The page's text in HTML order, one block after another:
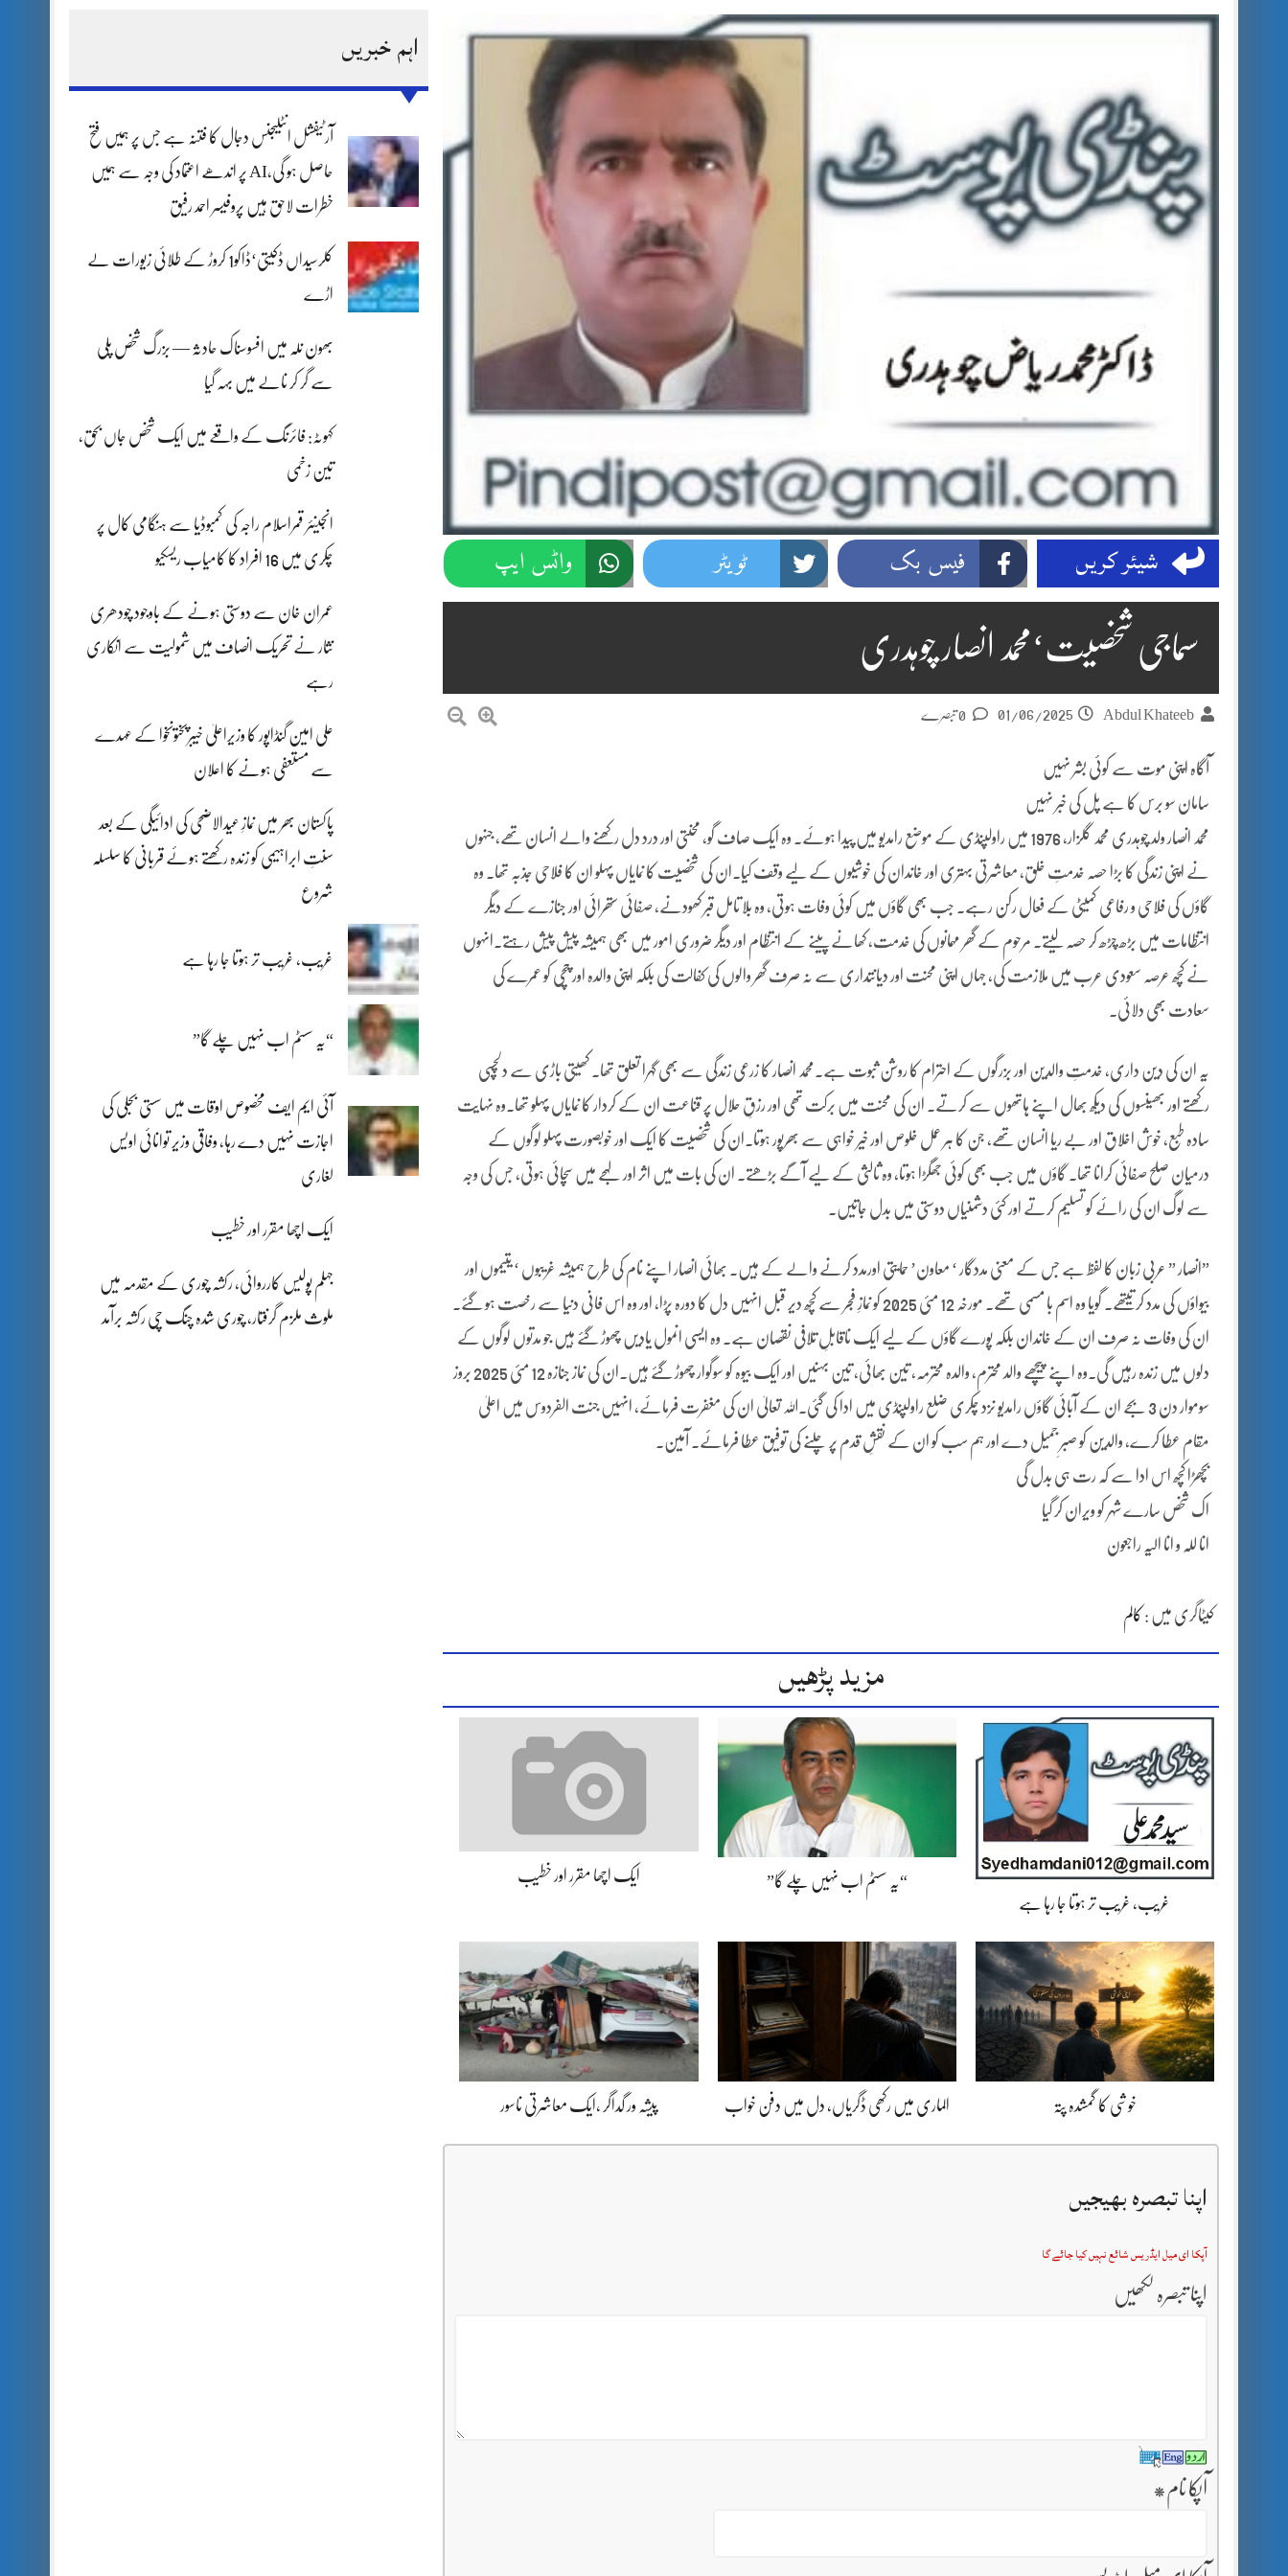
اہم خبریں
آرٹیفشل انٹلیجنس دجال کا فتنہ ہے جس پر ہمیں فتح
حاصل ہو گی،AI پر اندھے اعتماد کی وجہ سے ہمیں
خطرات لاحق ہیں پروفیسر احمد رفیق
کلرسیداں ڈکیتی‘ڈاکو1 کروڑ کے طلائی زیورات لے
اڑے
بھون نلہ میں افسوسناک حادثہ — بزرگ شخص پلی
سے گر کر نالے میں بہہ گیا
کہوٹہ: فائرنگ کے واقعے میں ایک شخص جاں بحق،
تین زخمی
انجینئر قمراسلام راجہ کی کمبوڈیا سے ہنگامی کال پر
چکری میں 16 افراد کا کامیاب ریسکیو
عمران خان سے دوستی ہونے کے باوجود چودھری
نثار نے تحریک انصاف میں شمولیت سے انکاری
رہے
علی امین گنڈاپور کا وزیراعلیٰ خیبرپختونخوا کے عہدے
سے مستعفی ہونے کا اعلان
پاکستان بھر میں نمازِ عیدالاضحی کی ادائیگی کے بعد
سنتِ ابراہیمی کو زندہ رکھتے ہوئے قربانی کا سلسلہ
شروع
غریب، غریب تر ہوتا جا رہا ہے
“یہ سسٹم اب نہیں چلے گا”
آئی ایم ایف مخصوص اوقات میں سستی بجلی کی
اجازت نہیں دے رہا، وفاقی وزیر توانائی اویس
لغاری
ایک اچھا مقرر اور خطیب
جہلم پولیس کارروائی، رکشہ چوری کے مقدمہ میں
ملوث ملزم گرفتار، چوری شدہ چنگ چی رکشہ برآمد
شیئر کریں فیس بک ٹویٹر واٹس ایپ
سماجی شخصیت‘محمد انصار چوہدری
Abdul Khateeb
01/06/2025
آگاہ اپنی موت سے کوئی بشر نہیں
سامان سو برس کا ہے پل کی خبر نہیں
محمد انصار ولد چوہدری محمد گلزار، 1976 میں راولپنڈی کے موضع رامدیو میں پیدا ہوئے۔ وہ ایک صاف گو، محنتی اور درد دل رکھنے والے انسان تھے، جنہوں
نے اپنی زندگی کا بڑا حصہ خدمتِ خلق، معاشرتی بہتری اور خاندان کی خوشیوں کے لیے وقف کیا۔ان کی شخصیت کا نمایاں پہلو ان کا فلاحی جذبہ تھا۔ وہ
گاؤں کی فلاحی و رفاعی کمیٹی کے فعال رکن رہے۔ جب بھی گاؤں میں کوئی وفات ہوتی، وہ بلا تامل قبر کھودنے، صفائی ستھرائی اور جنازے کے دیگر
انتظامات میں بڑھ چڑھ کر حصہ لیتے۔ مرحوم کے گھر مہمانوں کی خدمت، کھانے پینے کے انتظام اور دیگر ضروری امور میں بھی ہمیشہ پیش پیش رہتے۔انہوں
نے کچھ عرصہ سعودی عرب میں ملازمت کی، جہاں اپنی محنت اور دیانتداری سے نہ صرف گھر والوں کی کفالت کی بلکہ اپنی والدہ اور چچی کو عمرے کی
سعادت بھی دلائی۔
یہ ان کی دین داری، خدمتِ والدین اور بزرگوں کے احترام کا روشن ثبوت ہے۔محمد انصار کا زرعی زندگی سے بھی گہرا تعلق تھا۔ کھیتی باڑی سے دلچسپی
رکھتے اور بھینسوں کی دیکھ بھال اپنے ہاتھوں سے کرتے۔ ان کی محنت میں برکت تھی اور رزقِ حلال پر قناعت ان کے کردار کا نمایاں پہلو تھا۔وہ نہایت
سادہ طبع، خوش اخلاق اور بے ریا انسان تھے، جن کا ہر عمل خلوص اور خیر خواہی سے بھرپور ہوتا۔ان کی شخصیت کا ایک اور خوبصورت پہلو لوگوں کے
درمیان صلح صفائی کرانا تھا۔ گاؤں میں جب بھی کوئی جھگڑا ہوتا، وہ ثالثی کے لیے آگے بڑھتے۔ ان کی بات میں اثر اور لہجے میں سچائی ہوتی، جس کی وجہ
سے لوگ ان کی رائے کو تسلیم کرتے اور کئی دشمنیاں دوستی میں بدل جاتیں۔
”انصار ” عربی زبان کا لفظ ہے جس کے معنی مددگار ‘ معاون’ حمایتی اورمدد کرنے والے کے ہیں۔ بھائی انصار اپنے نام کی طرح ہمیشہ غریبوں ‘ یتیموں اور
بیواؤں کی مدد کرتیتھے۔ گویا وہ اسم با مسمی تھے۔ مورخہ 12 مئی 2025 کو نمازِ فجر سے کچھ دیر قبل انہیں دل کا دورہ پڑا، اور وہ اس فانی دنیا سے رخصت ہو گئے۔
ان کی وفات نہ صرف ان کے خاندان بلکہ پورے گاؤں کے لیے ایک ناقابلِ تلافی نقصان ہے۔ وہ ایسی انمول یادیں چھوڑ گئے ہیں جو مدتوں لوگوں کے
دلوں میں زندہ رہیں گی۔وہ اپنے پیچھے والد محترم، والدہ محترمہ، تین بھائی، تین بہنیں اور ایک بیوہ کو سوگوار چھوڑ گئے ہیں۔ان کی نماز جنازہ 12 مئی 2025 بروز
سوموار دن 3 بجے ان کے آبائی گاؤں رامدیو نزد چکری ضلع راولپنڈی میں ادا کی گئی۔اللہ تعالیٰ ان کی مغفرت فرمائے، انہیں جنت الفردوس میں اعلیٰ
مقام عطا کرے، والدین کو صبرِ جمیل دے اور ہم سب کو ان کے نقشِ قدم پر چلنے کی توفیق عطا فرمائے۔ آمین۔
بچھڑا کچھ اس ادا سے کہ رت ہی بدل گی
اک شخص سارے شہر کو ویران کر گیا
انا للہ و انا الیہ راجعون
کیٹاگری میں : کالم
مزید پڑھیں
غریب، غریب تر ہوتا جا رہا ہے
“یہ سسٹم اب نہیں چلے گا” ایک اچھا مقرر اور خطیب
خوشی کا گمشدہ پتہ الماری میں رکھی ڈگریاں، دل میں دفن خواب پیشہ ور گداگر ،ایک معاشرتی ناسور
اپنا تبصرہ بھیجیں
آپکا ای میل ایڈریس شائع نہیں کیا جائے گا
اپنا تبصرہ لکھیں
آپکا نام *